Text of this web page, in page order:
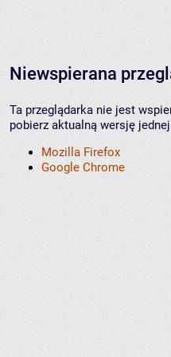
Niewspierana
Ta przeglądarka nie jest
pobierz aktualną wersję
Mozilla Firefox
Google Chrome